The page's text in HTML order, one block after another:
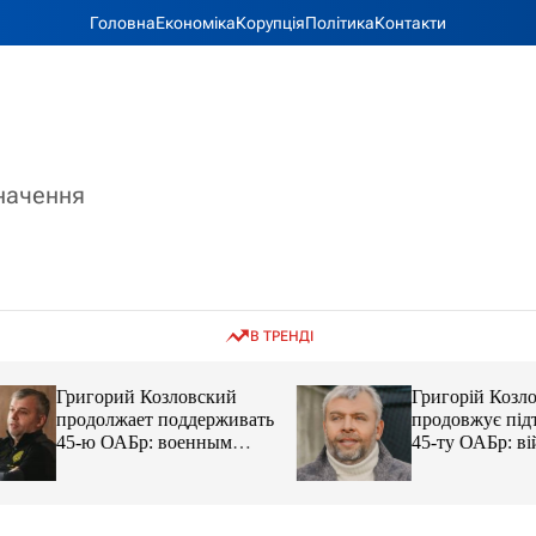
ГоловнаЕкономікаКорупціяПолітикаКонтакти
В ТРЕНДІ
Григорий Козловский
продолжает поддерживать
45-ю ОАБр: военным
Григорій
продовжує
45-ту ОАБр:
передали